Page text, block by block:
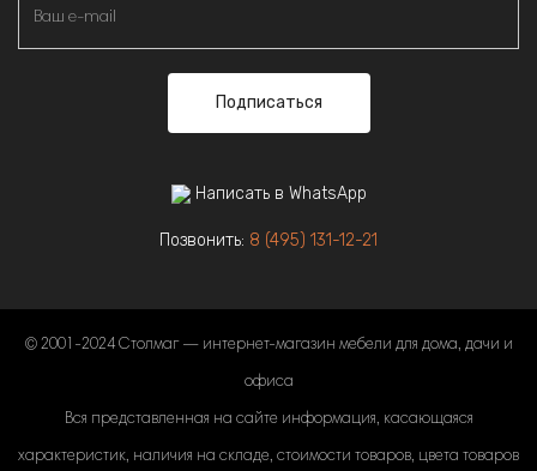
Подписаться
Написать в WhatsApp
Позвонить: 8 (495) 131-12-21
© 2001-2024 Столмаг — интернет-магазин мебели для дома, дачи и
офиса
Вся представленная на сайте информация, касающаяся
характеристик, наличия на складе, стоимости товаров, цвета товаров